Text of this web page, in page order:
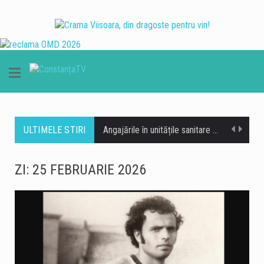
ULTIMELE STIRI Angajările în unitățile sanitare publice pot fi reluate, după publicarea în Monitorul Oficial a unei noi modificări legislative. Legea nr. 166/2026 a fost publicată miercuri, 5 august, în Monitorul Oficial nr. 647, Partea I. Actul normativ permite spitalelor publice să organizeze concursuri pentru ocuparea posturilor vacante existente și bugetate, cu respectarea bugetelor aprobate pentru anul 2026. Decizia lasă conducerilor unităților sanitare posibilitatea de a stabili care dintre posturile disponibile trebuie ocupate, în funcție de necesarul de personal și de situația fiecărui spital. Federația SANITAS din România susține că deblocarea angajărilor reprezintă una dintre principalele revendicări pentru care organizația sindicală a…
ZI: 25 FEBRUARIE 2026